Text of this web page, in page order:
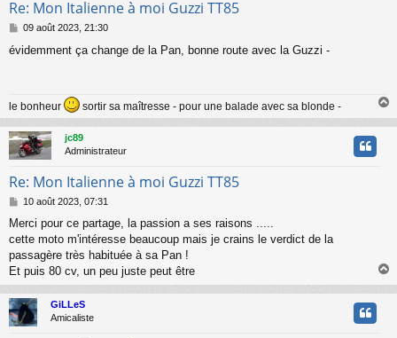
Re: Mon Italienne à moi Guzzi TT85
M
s
e
09 août 2023, 21:30
évidemment ça change de la Pan, bonne route avec la Guzzi -
le bonheur sortir sa maîtresse - pour une balade avec sa blonde -
a
u
jc89
Administrateur
Re: Mon Italienne à moi Guzzi TT85
M
s
s
a
g
e
10 août 2023, 07:31
Merci pour ce partage, la passion a ses raisons .....
cette moto m'intéresse beaucoup mais je crains le verdict de la
passagère très habituée à sa Pan !
Et puis 80 cv, un peu juste peut être
a
u
GiLLeS
Amicaliste